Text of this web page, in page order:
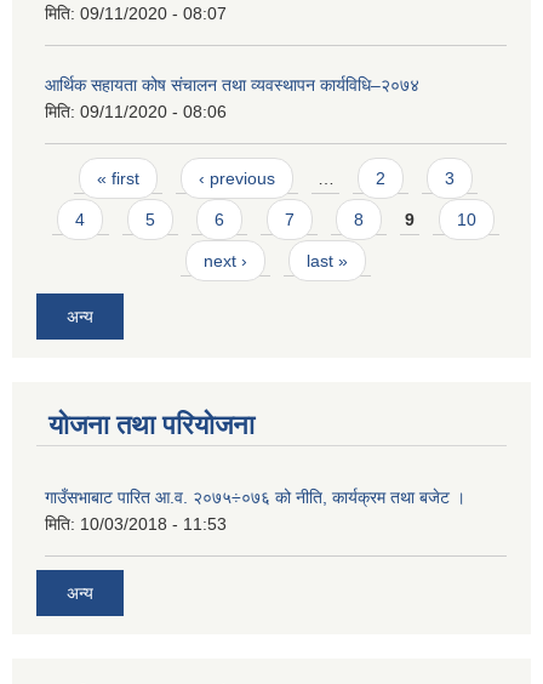
मिति: 09/11/2020 - 08:07
आर्थिक सहायता कोष संचालन तथा व्यवस्थापन कार्यविधि–२०७४
मिति: 09/11/2020 - 08:06
Pages
« first ‹ previous 2 3
4 5 6 7 8 9 10
next › last »
अन्य
योजना तथा परियोजना
गाउँसभाबाट पारित आ.व. २०७५÷०७६ को नीति, कार्यक्रम तथा बजेट ।
मिति: 10/03/2018 - 11:53
अन्य